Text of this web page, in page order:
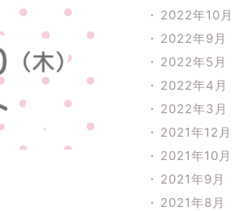
2022年10月
2022年9月
2022年5月
2022年4月
2022年3月
2021年12月
2021年10月
2021年9月
2021年8月